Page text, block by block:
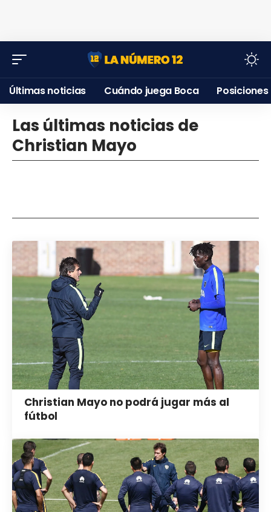
Últimas noticias Cuándo juega Boca Posiciones
Las últimas noticias de
Christian Mayo
Christian Mayo no podrá jugar más al
fútbol